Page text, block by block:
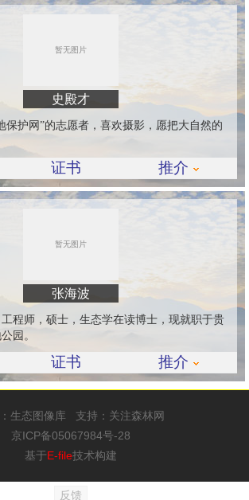
史殿才
保护网”的志愿者，喜欢摄影，愿把大自然的
证书 推介
张海波
程师，硕士，生态学在读博士，现就职于贵
园。
证书 推介
生态图像库 支持： 关注森林网
京ICP备05067984号-28
基于E-file技术构建
反馈